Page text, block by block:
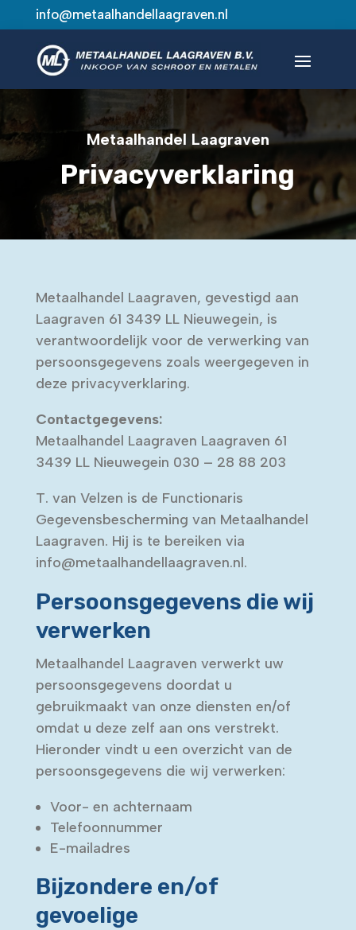
info@metaalhandellaagraven.nl
Metaalhandel Laagraven
Privacyverklaring
Metaalhandel Laagraven, gevestigd aan
Laagraven 61 3439 LL Nieuwegein, is
verantwoordelijk voor de verwerking van
persoonsgegevens zoals weergegeven in
deze privacyverklaring.
Contactgegevens:
Metaalhandel Laagraven Laagraven 61
3439 LL Nieuwegein 030 – 28 88 203
T. van Velzen is de Functionaris
Gegevensbescherming van Metaalhandel
Laagraven. Hij is te bereiken via
info@metaalhandellaagraven.nl.
Persoonsgegevens die wij
verwerken
Metaalhandel Laagraven verwerkt uw
persoonsgegevens doordat u
gebruikmaakt van onze diensten en/of
omdat u deze zelf aan ons verstrekt.
Hieronder vindt u een overzicht van de
persoonsgegevens die wij verwerken:
Voor- en achternaam
Telefoonnummer
E-mailadres
Bijzondere en/of
gevoelige